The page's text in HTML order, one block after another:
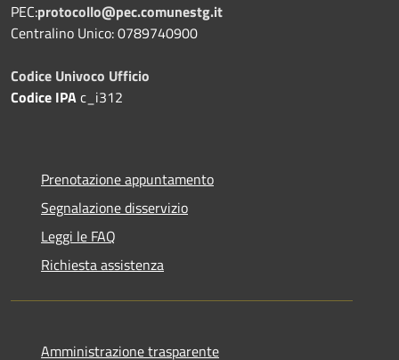
PEC:protocollo@pec.comunestg.it
Centralino Unico: 0789740900
Codice Univoco Ufficio
Codice IPAc_i312
Prenotazione appuntamento
Segnalazione disservizio
Leggi le FAQ
Richiesta assistenza
Amministrazione trasparente